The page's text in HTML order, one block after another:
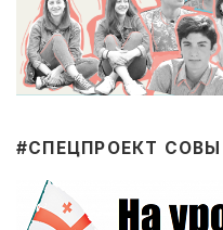
#CПЕЦПРОЕКТ СОВЫ